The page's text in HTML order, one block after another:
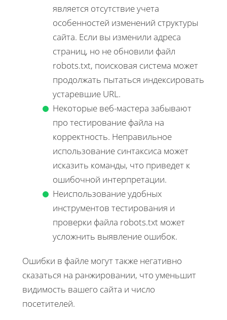
является отсутствие учета
особенностей изменений структуры
сайта. Если вы изменили адреса
страниц, но не обновили файл
robots.txt, поисковая система может
продолжать пытаться индексировать
устаревшие URL.
Некоторые веб-мастера забывают
про тестирование файла на
корректность. Неправильное
использование синтаксиса может
исказить команды, что приведет к
ошибочной интерпретации.
Неиспользование удобных
инструментов тестирования и
проверки файла robots.txt может
усложнить выявление ошибок.
Ошибки в файле могут также негативно
сказаться на ранжировании, что уменьшит
видимость вашего сайта и число
посетителей.